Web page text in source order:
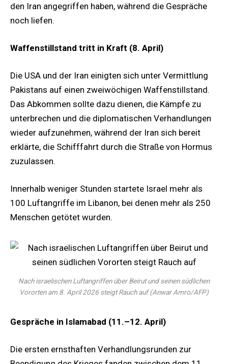
den Iran angegriffen haben, während die Gespräche
noch liefen.
Waffenstillstand tritt in Kraft (8. April)
Die USA und der Iran einigten sich unter Vermittlung
Pakistans auf einen zweiwöchigen Waffenstillstand.
Das Abkommen sollte dazu dienen, die Kämpfe zu
unterbrechen und die diplomatischen Verhandlungen
wieder aufzunehmen, während der Iran sich bereit
erklärte, die Schifffahrt durch die Straße von Hormus
zuzulassen.
Innerhalb weniger Stunden startete Israel mehr als
100 Luftangriffe im Libanon, bei denen mehr als 250
Menschen getötet wurden.
Nach israelischen Luftangriffen über Beirut und seinen südlichen
Vororten am 8. April 2026 steigt Rauch auf (Anwar Amro/AFP)
Gespräche in Islamabad (11.–12. April)
Die ersten ernsthaften Verhandlungsrunden zur